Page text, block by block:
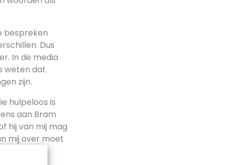
bespreken
Dus
In de media
weten dat
zijn.
hulpeloos is
aan Bram
hij van mij mag
mij over moet